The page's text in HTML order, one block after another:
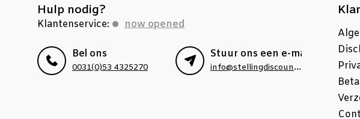
Hulp nodig?
Klantenservice: now opened
Bel ons
0031(0)53 4325270
Stuur ons een e-mail
info@stellingdiscounter.nl